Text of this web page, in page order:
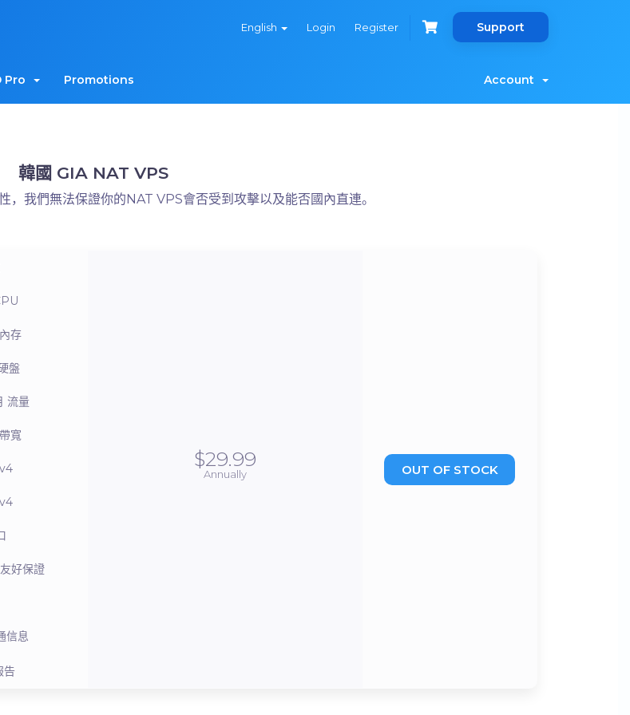
English Login Register Support
Pro Promotions Account
韓國 GIA NAT VPS
，我們無法保證你的NAT VPS會否受到攻擊以及能否國內直連。
內存
盤
流量
寬
好保證
信息
告
$29.99
Annually OUT OF STOCK